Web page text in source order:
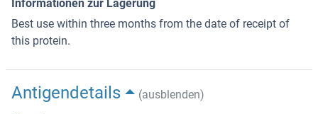
Informationen zur Lagerung
Best use within three months from the date of receipt of
this protein.
Antigendetails
(ausblenden)